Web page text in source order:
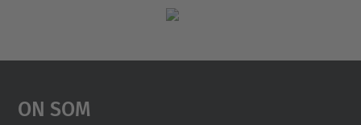
On Som